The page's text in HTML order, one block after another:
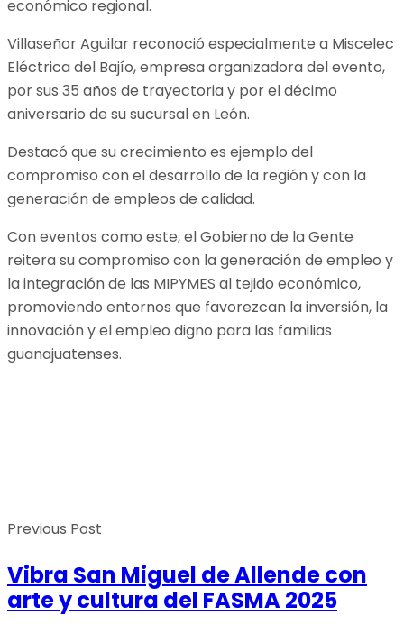
económico regional.
Villaseñor Aguilar reconoció especialmente a Miscelec
Eléctrica del Bajío, empresa organizadora del evento,
por sus 35 años de trayectoria y por el décimo
aniversario de su sucursal en León.
Destacó que su crecimiento es ejemplo del
compromiso con el desarrollo de la región y con la
generación de empleos de calidad.
Con eventos como este, el Gobierno de la Gente
reitera su compromiso con la generación de empleo y
la integración de las MIPYMES al tejido económico,
promoviendo entornos que favorezcan la inversión, la
innovación y el empleo digno para las familias
guanajuatenses.
Previous Post
Vibra San Miguel de Allende con
arte y cultura del FASMA 2025